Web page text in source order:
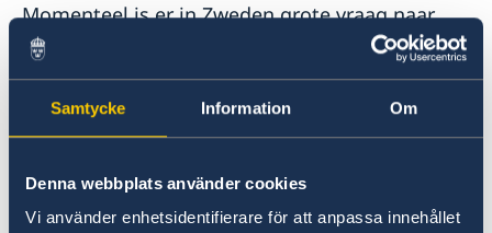
Samtycke Information Om
Denna webbplats använder cookies
Vi använder enhetsidentifierare för att anpassa innehållet
Momenteel is er in Zweden grote vraag naar
medisch personeel, zoals specialistische artsen,
huisartsen en verpleegkundigen. Voor meer
informatie en actuele vacatures, neem via de
mail contact op met het team van Eures-
vacatures in Zweden:
health@arbetsformedlingen.se